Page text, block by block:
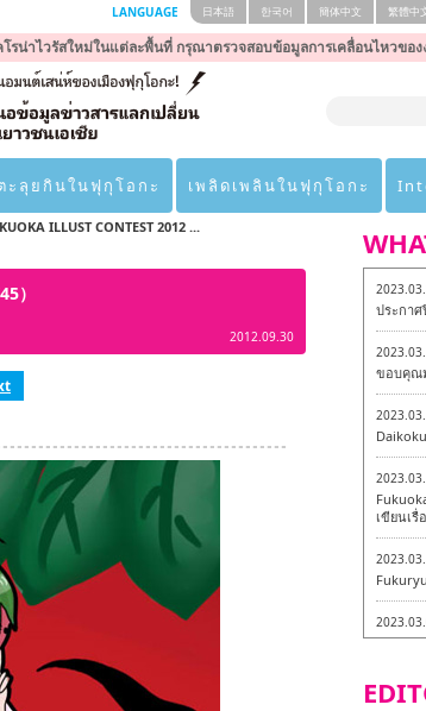
น่าไวรัสใหม่ในแต่ละพื้นที่ กรุณาตรวจสอบข้อมูลการเคลื่อนไหวขอ
LANGUAGE 日本語 한국어 簡体中文 繁體中
ะลุยกินในฟุกุโอกะ เพลิดเพลินในฟุกุโอกะ
ILLUST CONTEST 2012 ...
）
2012.09.30
ประกาศ
ขอบคุณ
เขียนเรื่